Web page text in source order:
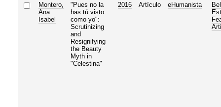
Montero,
Ana
Isabel
"Pues no la
has tú visto
como yo":
Scrutinizing
and
Resignifying
the Beauty
Myth in
"Celestina"
2016 Artículo eHumanista